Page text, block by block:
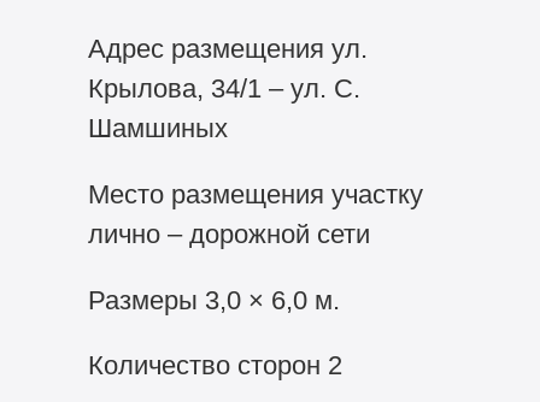
Адрес размещения ул.
Крылова, 34/1 – ул. С.
Шамшиных
Место размещения участку
лично – дорожной сети
Размеры 3,0 × 6,0 м.
Количество сторон 2